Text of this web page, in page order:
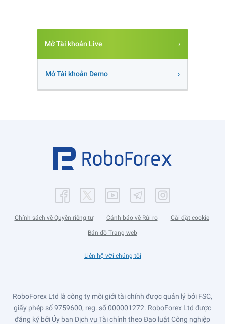
Mở Tài khoản Live
Mở Tài khoản Demo
Chính sách về Quyền riêng tư Cảnh báo về Rủi ro Cài đặt cookie
Bản đồ Trang web
Liên hệ với chúng tôi
RoboForex Ltd là công ty môi giới tài chính được quản lý bởi FSC,
giấy phép số 9759600, reg. số 000001272. RoboForex Ltd được
đăng ký bởi Ủy ban Dịch vụ Tài chính theo Đạo luật Công nghiệp